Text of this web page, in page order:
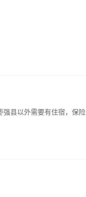
强县以外需要有住宿，保险